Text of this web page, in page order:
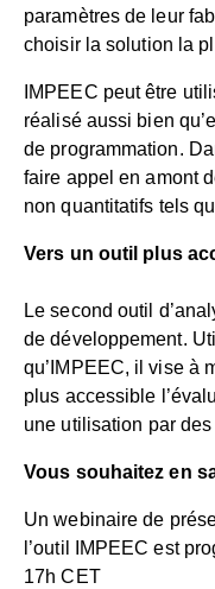
paramètres de leur
choisir la solution la
IMPEEC peut être
réalisé aussi bien
de programmation.
faire appel en amont
non quantitatifs tels
Vers un outil plus
Le second outil
de développement.
qu’IMPEEC, il vise à
plus accessible
une utilisation par
Vous souhaitez en
Un webinaire de
l’outil IMPEEC est
17h CET